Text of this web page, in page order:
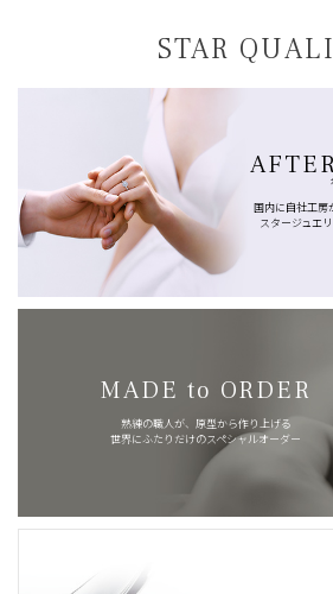
STAR
国内に自社工房
スタージュエ
MADE to ORDER
熟練の職人が、原型から作り上げる
世界にふたりだけのスペシャルオーダー